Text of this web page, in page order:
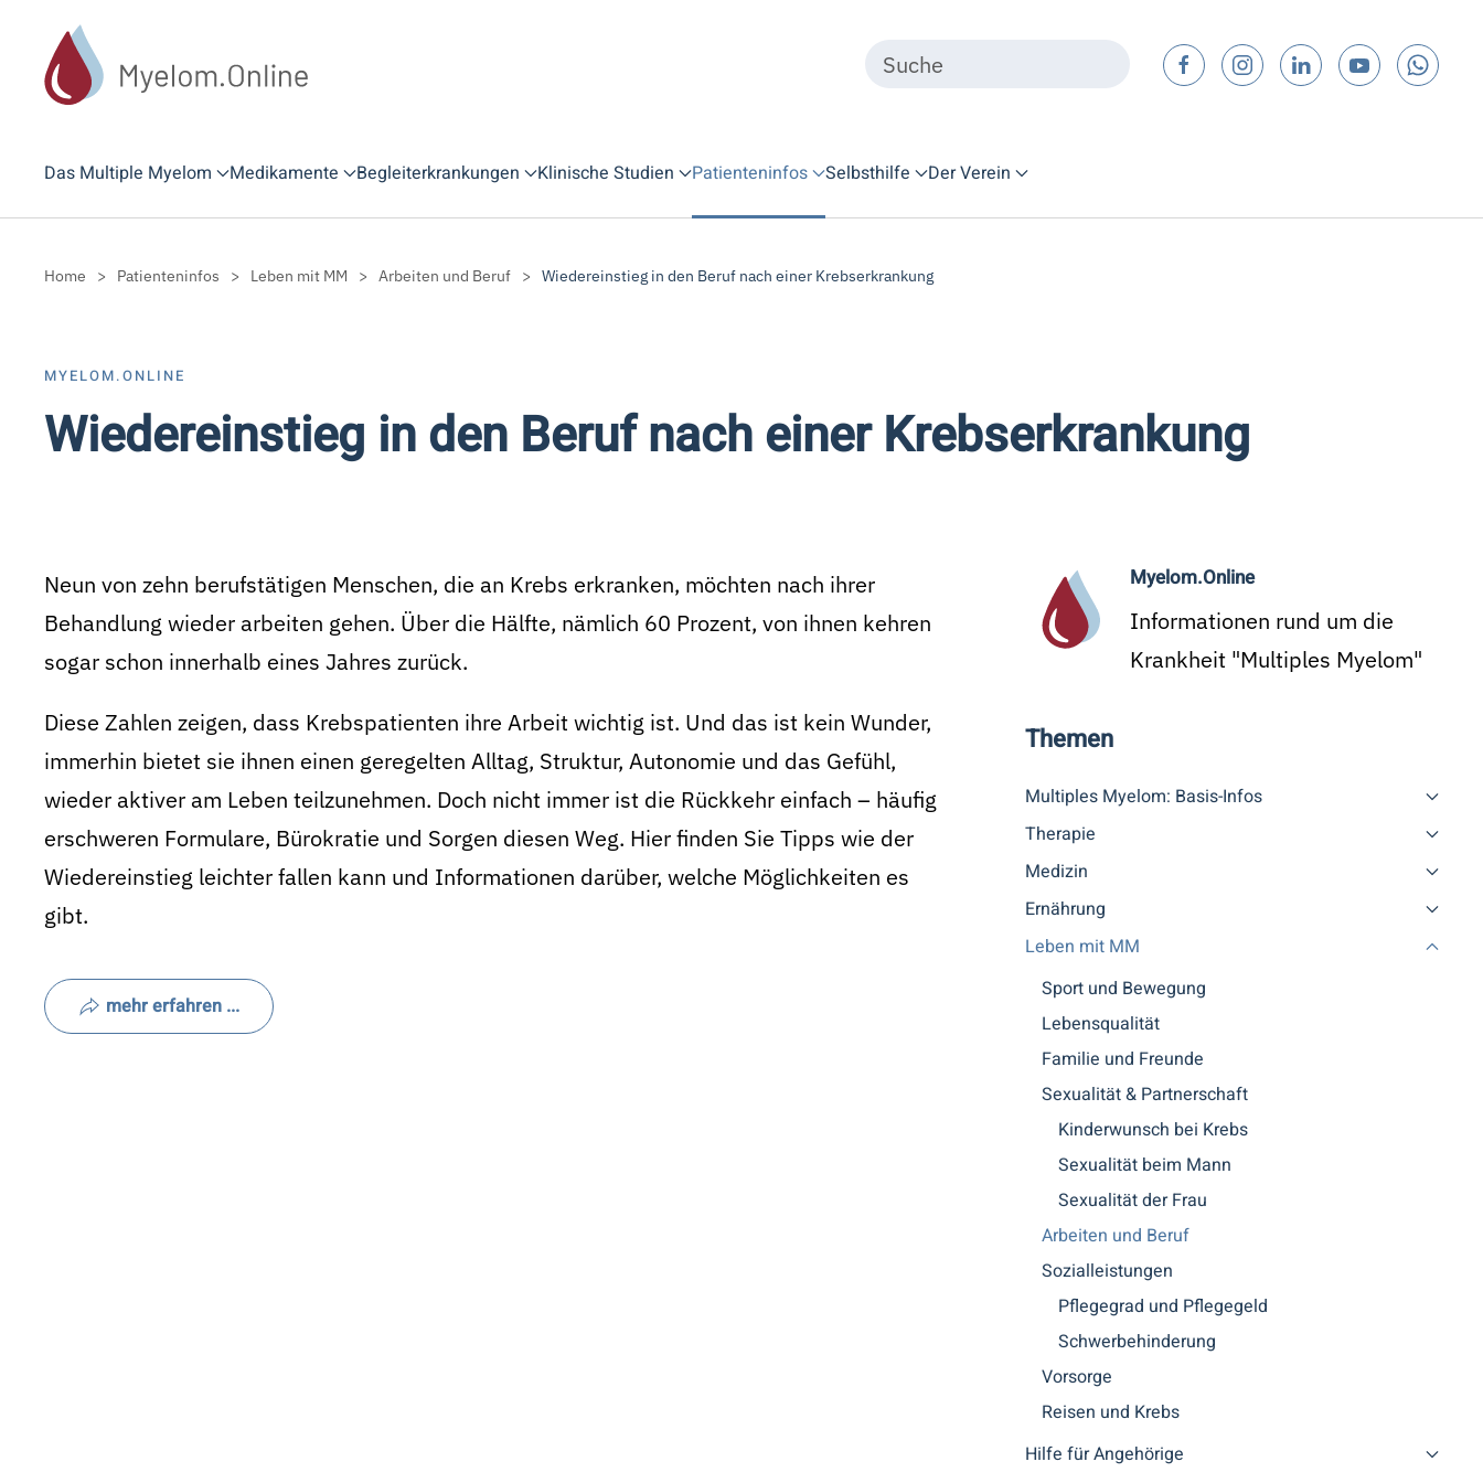
Zum Hauptinhalt springen
Das Multiple Myelom Medikamente Begleiterkrankungen Klinische Studien Patienteninfos Selbsthilfe Der Verein
Home Patienteninfos Leben mit MM Arbeiten und Beruf Wiedereinstieg in den Beruf nach einer Krebserkrankung
MYELOM.ONLINE
Wiedereinstieg in den Beruf nach einer Krebserkrankung
Neun von zehn berufstätigen Menschen, die an Krebs erkranken, möchten nach ihrer
Behandlung wieder arbeiten gehen. Über die Hälfte, nämlich 60 Prozent, von ihnen kehren
sogar schon innerhalb eines Jahres zurück.
Diese Zahlen zeigen, dass Krebspatienten ihre Arbeit wichtig ist. Und das ist kein Wunder,
immerhin bietet sie ihnen einen geregelten Alltag, Struktur, Autonomie und das Gefühl,
wieder aktiver am Leben teilzunehmen. Doch nicht immer ist die Rückkehr einfach – häufig
erschweren Formulare, Bürokratie und Sorgen diesen Weg. Hier finden Sie Tipps wie der
Wiedereinstieg leichter fallen kann und Informationen darüber, welche Möglichkeiten es
gibt.
mehr erfahren ...
Myelom.Online
Informationen rund um die
Krankheit "Multiples Myelom"
Themen
Multiples Myelom: Basis-Infos
Therapie
Medizin
Ernährung
Leben mit MM
Sport und Bewegung
Lebensqualität
Familie und Freunde
Sexualität & Partnerschaft
Kinderwunsch bei Krebs
Sexualität beim Mann
Sexualität der Frau
Arbeiten und Beruf
Sozialleistungen
Pflegegrad und Pflegegeld
Schwerbehinderung
Vorsorge
Reisen und Krebs
Hilfe für Angehörige